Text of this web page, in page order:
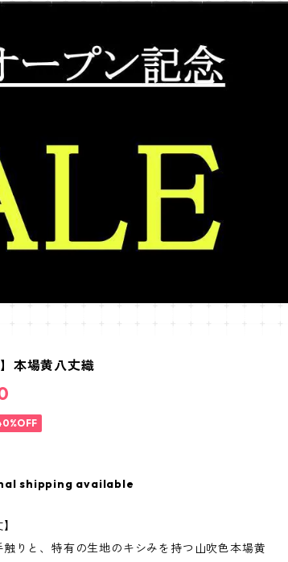
】本場黄八丈織
shipping available
触りと、特有の生地のキシみを持つ山吹色本場黄